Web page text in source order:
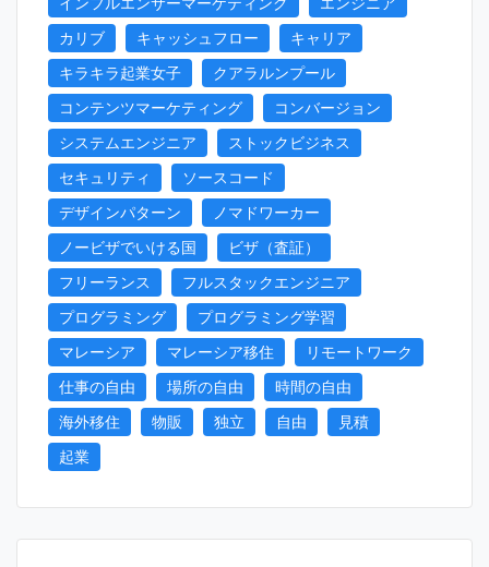
カリブ
キャッシュフロー
キャリア
キラキラ起業女子
クアラルンプール
コンテンツマーケティング
コンバージョン
システムエンジニア
ストックビジネス
セキュリティ
ソースコード
デザインパターン
ノマドワーカー
ノービザでいける国
ビザ（査証）
フリーランス
フルスタックエンジニア
プログラミング
プログラミング学習
マレーシア
マレーシア移住
リモートワーク
仕事の自由
場所の自由
時間の自由
海外移住
物販 独立 自由
見積
起業